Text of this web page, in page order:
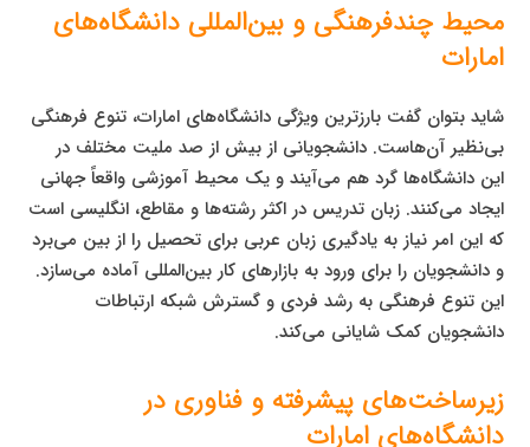
محیط چندفرهنگی و بین‌المللی دانشگاه‌های
امارات
شاید بتوان گفت بارزترین ویژگی دانشگاه‌های امارات، تنوع فرهنگی
بی‌نظیر آن‌هاست. دانشجویانی از بیش از صد ملیت مختلف در
این دانشگاه‌ها گرد هم می‌آیند و یک محیط آموزشی واقعاً جهانی
ایجاد می‌کنند. زبان تدریس در اکثر رشته‌ها و مقاطع، انگلیسی است
که این امر نیاز به یادگیری زبان عربی برای تحصیل را از بین می‌برد
و دانشجویان را برای ورود به بازارهای کار بین‌المللی آماده می‌سازد.
این تنوع فرهنگی به رشد فردی و گسترش شبکه ارتباطات
دانشجویان کمک شایانی می‌کند.
زیرساخت‌های پیشرفته و فناوری در
دانشگاه‌های امارات